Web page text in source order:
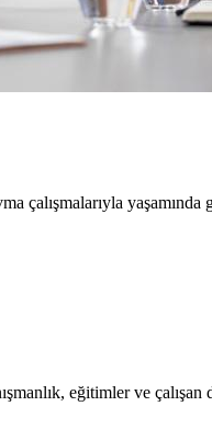
çalışmalarıyla yaşamında
eğitimler ve